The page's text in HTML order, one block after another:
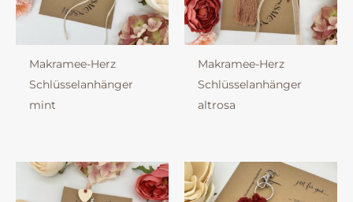
Makramee-Herz
Schlüsselanhänger
mint
Makramee-Herz
Schlüsselanhänger
altrosa